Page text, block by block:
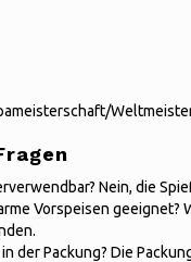
Nein, die
Vorspeisen
der Packung? Die